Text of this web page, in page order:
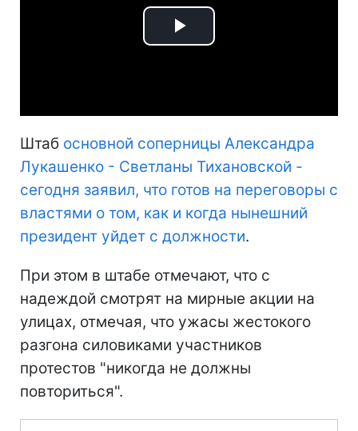
Play
Штаб основной соперницы Александра
Лукашенко - Светланы Тихановской -
сегодня заявил, что готов на переговоры с
властями о том, как и когда нынешний
президент уйдет с должности.
При этом в штабе отмечают, что с
надеждой смотрят на мирные акции на
улицах, отмечая, что ужасы жестокого
разгона силовиками участников
протестов "никогда не должны
повториться".